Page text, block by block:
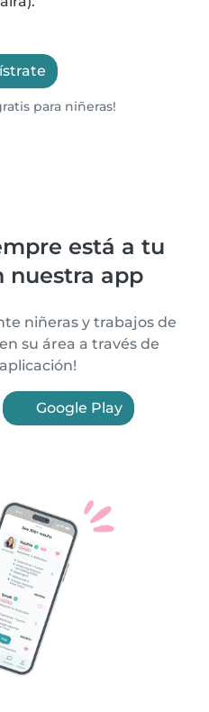
para niñeras!
está a tu
nuestra app
niñeras y trabajos de
su área a través de
Google Play